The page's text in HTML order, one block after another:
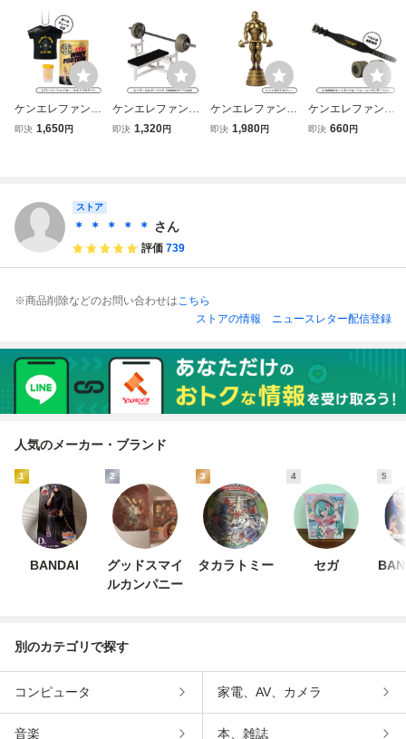
ケンエレファント
ガチャ ゴールドジ
プロテイン】
即決 1,650円
ケンエレファント
ガチャ ゴールドジ
即決 1,320円
ケンエレファント
ガチャ ゴールドジ
即決 1,980円
ケンエレファント
ガチャ ゴールドジ
即決 660円
ストア
＊ ＊ ＊ ＊ ＊ さん
評価 739
※商品削除などのお問い合わせはこちら
ストアの情報
ニュースレター配信登録
人気のメーカー・ブランド
1
BANDAI
2
グッドスマイ
ルカンパニー
3
タカラトミー
4
セガ
5
別のカテゴリで探す
コンピュータ 家電、AV、カメラ
音楽 本、雑誌